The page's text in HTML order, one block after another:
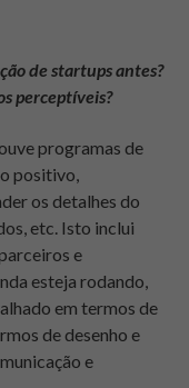
de startups antes?
perceptíveis?
programas de
positivo,
os detalhes do
etc. Isto inclui
e
esteja rodando,
em termos de
de desenho e
e